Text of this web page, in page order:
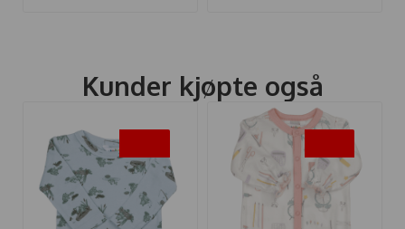
Kunder kjøpte også